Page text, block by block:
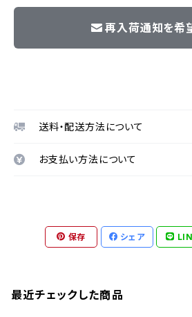
再入荷通知を希
送料・配送方法について
お支払い方法について
保存 シェア
最近チェックした商品